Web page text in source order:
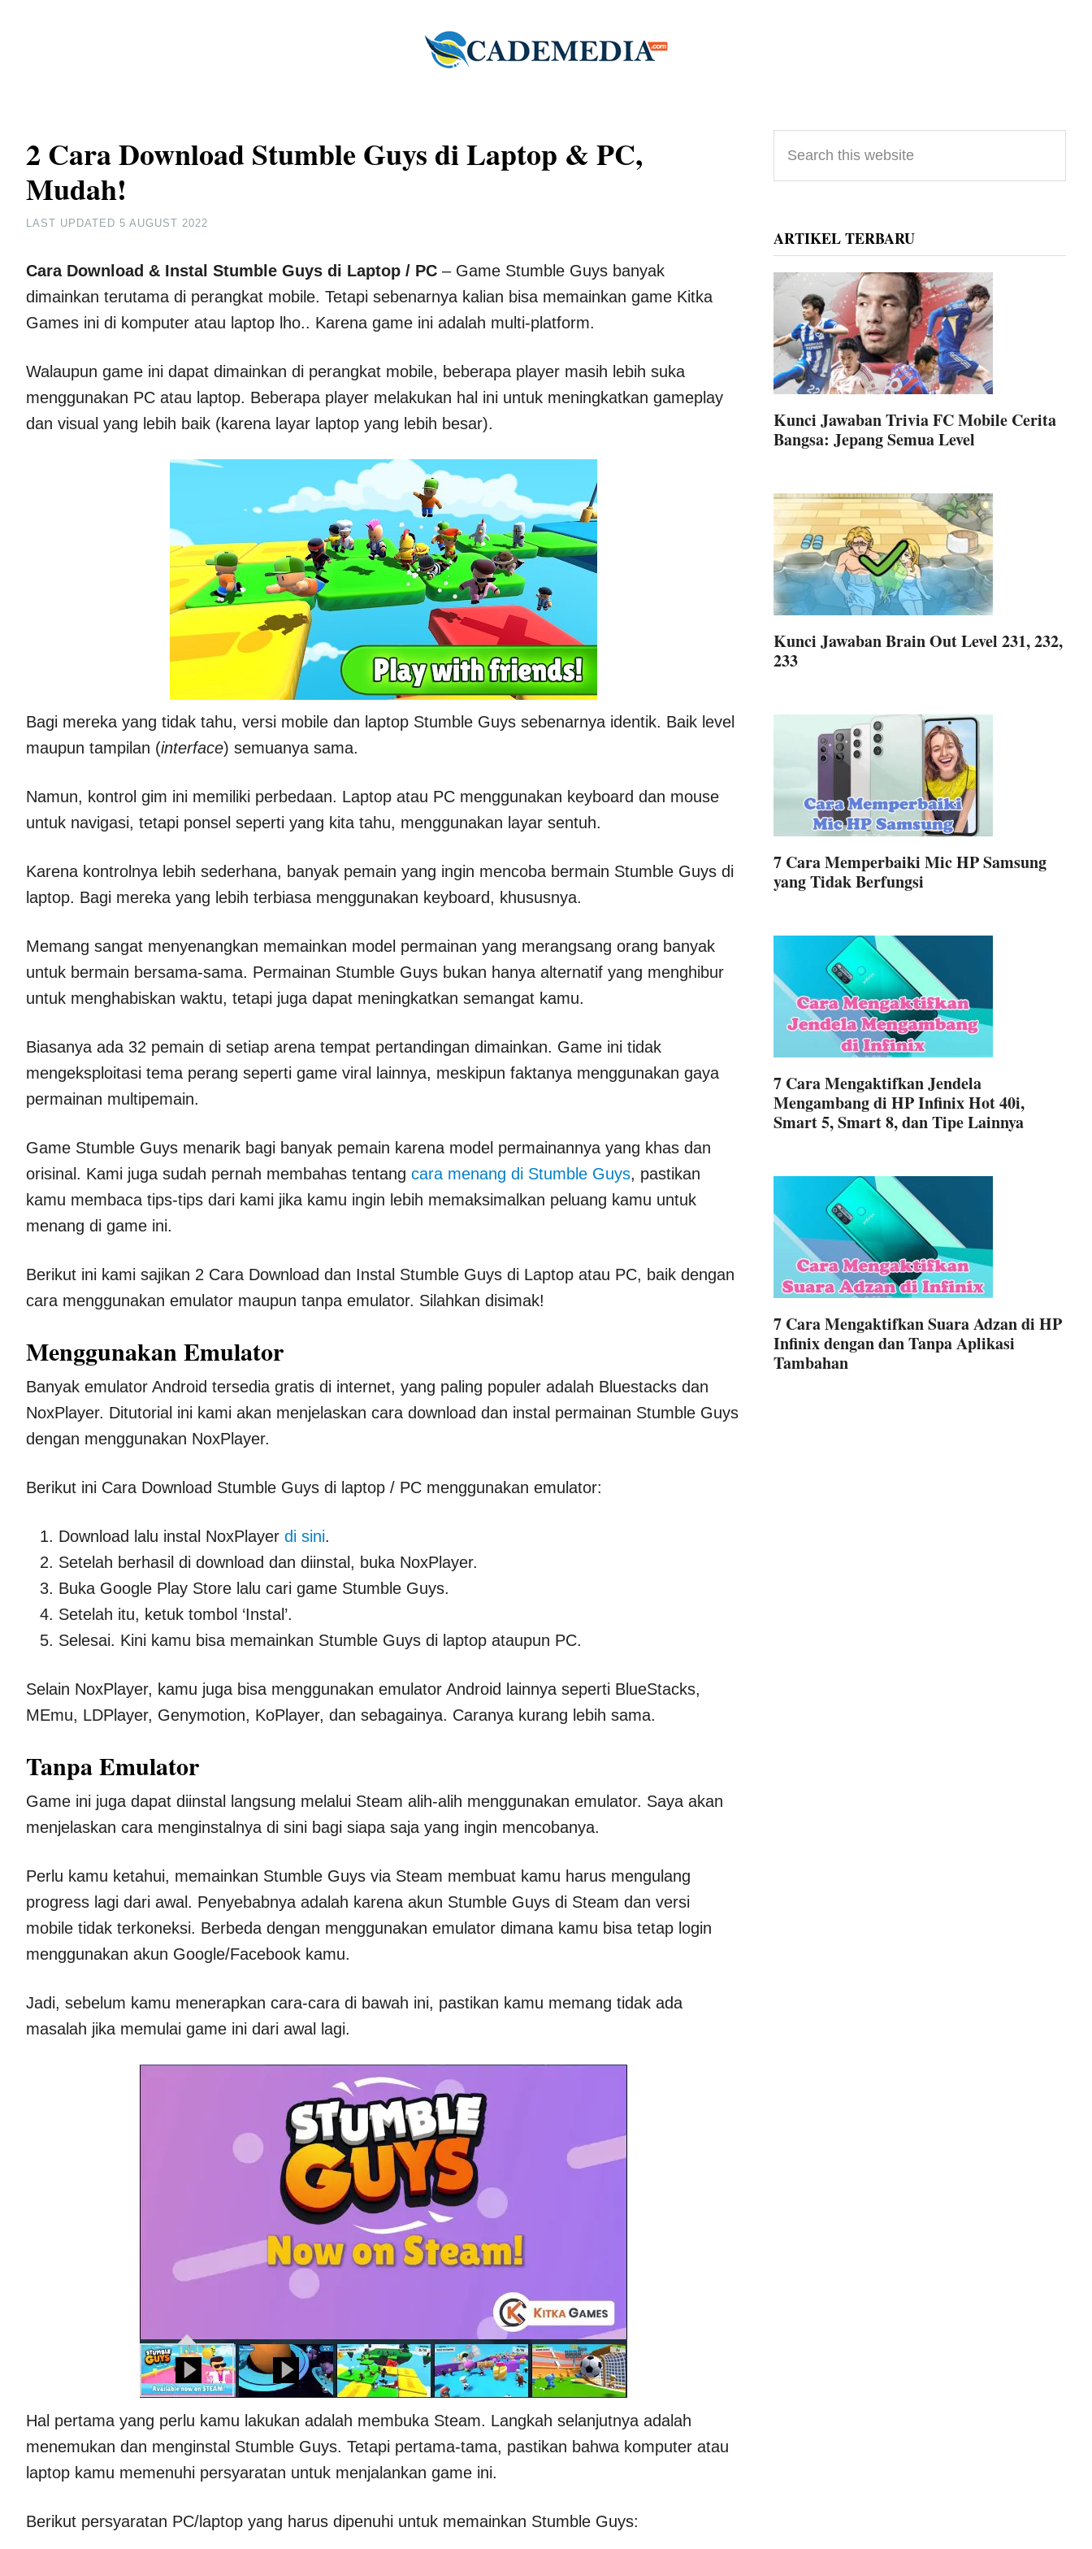
2 Cara Download Stumble Guys di Laptop & PC,
Mudah!
LAST UPDATED 5 AUGUST 2022
Cara Download & Instal Stumble Guys di Laptop / PC – Game Stumble Guys banyak
dimainkan terutama di perangkat mobile. Tetapi sebenarnya kalian bisa memainkan game Kitka
Games ini di komputer atau laptop lho.. Karena game ini adalah multi-platform.
Walaupun game ini dapat dimainkan di perangkat mobile, beberapa player masih lebih suka
menggunakan PC atau laptop. Beberapa player melakukan hal ini untuk meningkatkan gameplay
dan visual yang lebih baik (karena layar laptop yang lebih besar).
Bagi mereka yang tidak tahu, versi mobile dan laptop Stumble Guys sebenarnya identik. Baik level
maupun tampilan (interface) semuanya sama.
Namun, kontrol gim ini memiliki perbedaan. Laptop atau PC menggunakan keyboard dan mouse
untuk navigasi, tetapi ponsel seperti yang kita tahu, menggunakan layar sentuh.
Karena kontrolnya lebih sederhana, banyak pemain yang ingin mencoba bermain Stumble Guys di
laptop. Bagi mereka yang lebih terbiasa menggunakan keyboard, khususnya.
Memang sangat menyenangkan memainkan model permainan yang merangsang orang banyak
untuk bermain bersama-sama. Permainan Stumble Guys bukan hanya alternatif yang menghibur
untuk menghabiskan waktu, tetapi juga dapat meningkatkan semangat kamu.
Biasanya ada 32 pemain di setiap arena tempat pertandingan dimainkan. Game ini tidak
mengeksploitasi tema perang seperti game viral lainnya, meskipun faktanya menggunakan gaya
permainan multipemain.
Game Stumble Guys menarik bagi banyak pemain karena model permainannya yang khas dan
orisinal. Kami juga sudah pernah membahas tentang cara menang di Stumble Guys, pastikan
kamu membaca tips-tips dari kami jika kamu ingin lebih memaksimalkan peluang kamu untuk
menang di game ini.
Berikut ini kami sajikan 2 Cara Download dan Instal Stumble Guys di Laptop atau PC, baik dengan
cara menggunakan emulator maupun tanpa emulator. Silahkan disimak!
Menggunakan Emulator
Banyak emulator Android tersedia gratis di internet, yang paling populer adalah Bluestacks dan
NoxPlayer. Ditutorial ini kami akan menjelaskan cara download dan instal permainan Stumble Guys
dengan menggunakan NoxPlayer.
Berikut ini Cara Download Stumble Guys di laptop / PC menggunakan emulator:
Download lalu instal NoxPlayer di sini.
Setelah berhasil di download dan diinstal, buka NoxPlayer.
Buka Google Play Store lalu cari game Stumble Guys.
Setelah itu, ketuk tombol ‘Instal’.
Selesai. Kini kamu bisa memainkan Stumble Guys di laptop ataupun PC.
Selain NoxPlayer, kamu juga bisa menggunakan emulator Android lainnya seperti BlueStacks,
MEmu, LDPlayer, Genymotion, KoPlayer, dan sebagainya. Caranya kurang lebih sama.
Tanpa Emulator
Game ini juga dapat diinstal langsung melalui Steam alih-alih menggunakan emulator. Saya akan
menjelaskan cara menginstalnya di sini bagi siapa saja yang ingin mencobanya.
Perlu kamu ketahui, memainkan Stumble Guys via Steam membuat kamu harus mengulang
progress lagi dari awal. Penyebabnya adalah karena akun Stumble Guys di Steam dan versi
mobile tidak terkoneksi. Berbeda dengan menggunakan emulator dimana kamu bisa tetap login
menggunakan akun Google/Facebook kamu.
Jadi, sebelum kamu menerapkan cara-cara di bawah ini, pastikan kamu memang tidak ada
masalah jika memulai game ini dari awal lagi.
Hal pertama yang perlu kamu lakukan adalah membuka Steam. Langkah selanjutnya adalah
menemukan dan menginstal Stumble Guys. Tetapi pertama-tama, pastikan bahwa komputer atau
laptop kamu memenuhi persyaratan untuk menjalankan game ini.
Berikut persyaratan PC/laptop yang harus dipenuhi untuk memainkan Stumble Guys:
Primary
Sidebar
this
website
ARTIKEL TERBARU
Kunci Jawaban Trivia FC Mobile Cerita
Bangsa: Jepang Semua Level
Kunci Jawaban Brain Out Level 231, 232,
233
7 Cara Memperbaiki Mic HP Samsung
yang Tidak Berfungsi
7 Cara Mengaktifkan Jendela
Mengambang di HP Infinix Hot 40i,
Smart 5, Smart 8, dan Tipe Lainnya
7 Cara Mengaktifkan Suara Adzan di HP
Infinix dengan dan Tanpa Aplikasi
Tambahan